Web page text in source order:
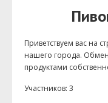
Приветствуем ваc на
нашего города.
продуктами
Участников: 3